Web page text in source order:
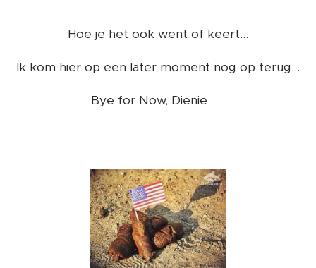
Hoe je het ook went of keert...
Ik kom hier op een later moment nog op terug...
Bye for Now, Dienie ❤️